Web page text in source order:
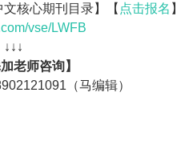
核心期刊目录】【 点击报名 】
vse/LWFB
↓↓↓
老师咨询】
（马编辑）